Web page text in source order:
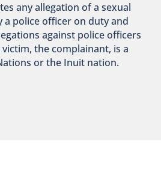
any allegation of a sexual
police officer on duty and
against police officers
the complainant, is a
or the Inuit nation.